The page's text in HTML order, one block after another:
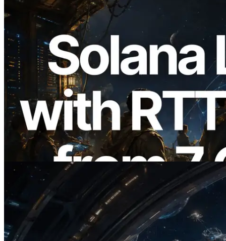
2026.08.05
ERPC 擴展 Solana Leader Slot API：新
增全球 7 個區域的 Ping 測量 —
Validators Information API 同步上線